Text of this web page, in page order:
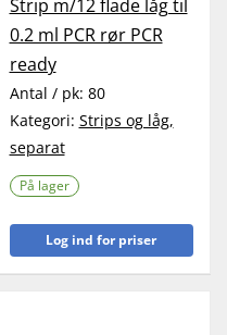
Strip m/12 flade låg til
0.2 ml PCR rør PCR
ready
Antal / pk: 80
Kategori: Strips og låg,
separat
På lager
Log ind for priser